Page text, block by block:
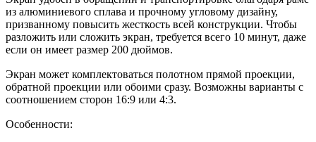
из алюминиевого сплава и прочному угловому дизайну,
призванному повысить жесткость всей конструкции. Чтобы
разложить или сложить экран, требуется всего 10 минут, даже
если он имеет размер 200 дюймов.
Экран может комплектоваться полотном прямой проекции,
обратной проекции или обоими сразу. Возможны варианты с
соотношением сторон 16:9 или 4:3.
Особенности: